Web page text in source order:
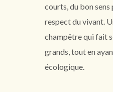
courts, du bon sens
respect du vivant.
champêtre qui fait
grands, tout en
écologique.